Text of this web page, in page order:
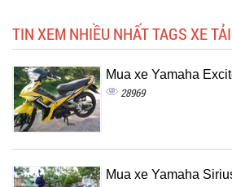
TIN XEM NHIỀU NHẤT TAGS XE
Mua xe Yamaha
28969
Mua xe Yamaha